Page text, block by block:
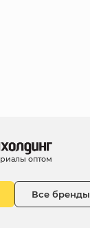
оптом
Все бренды